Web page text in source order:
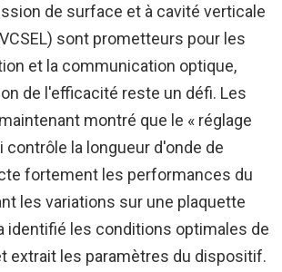
de surface et à cavité verticale
sont prometteurs pour les
et la communication optique,
de l'efficacité reste un défi. Les
montré que le « réglage
contrôle la longueur d'onde de
fortement les performances du
les variations sur une plaquette
a identifié les conditions optimales de
extrait les paramètres du dispositif.